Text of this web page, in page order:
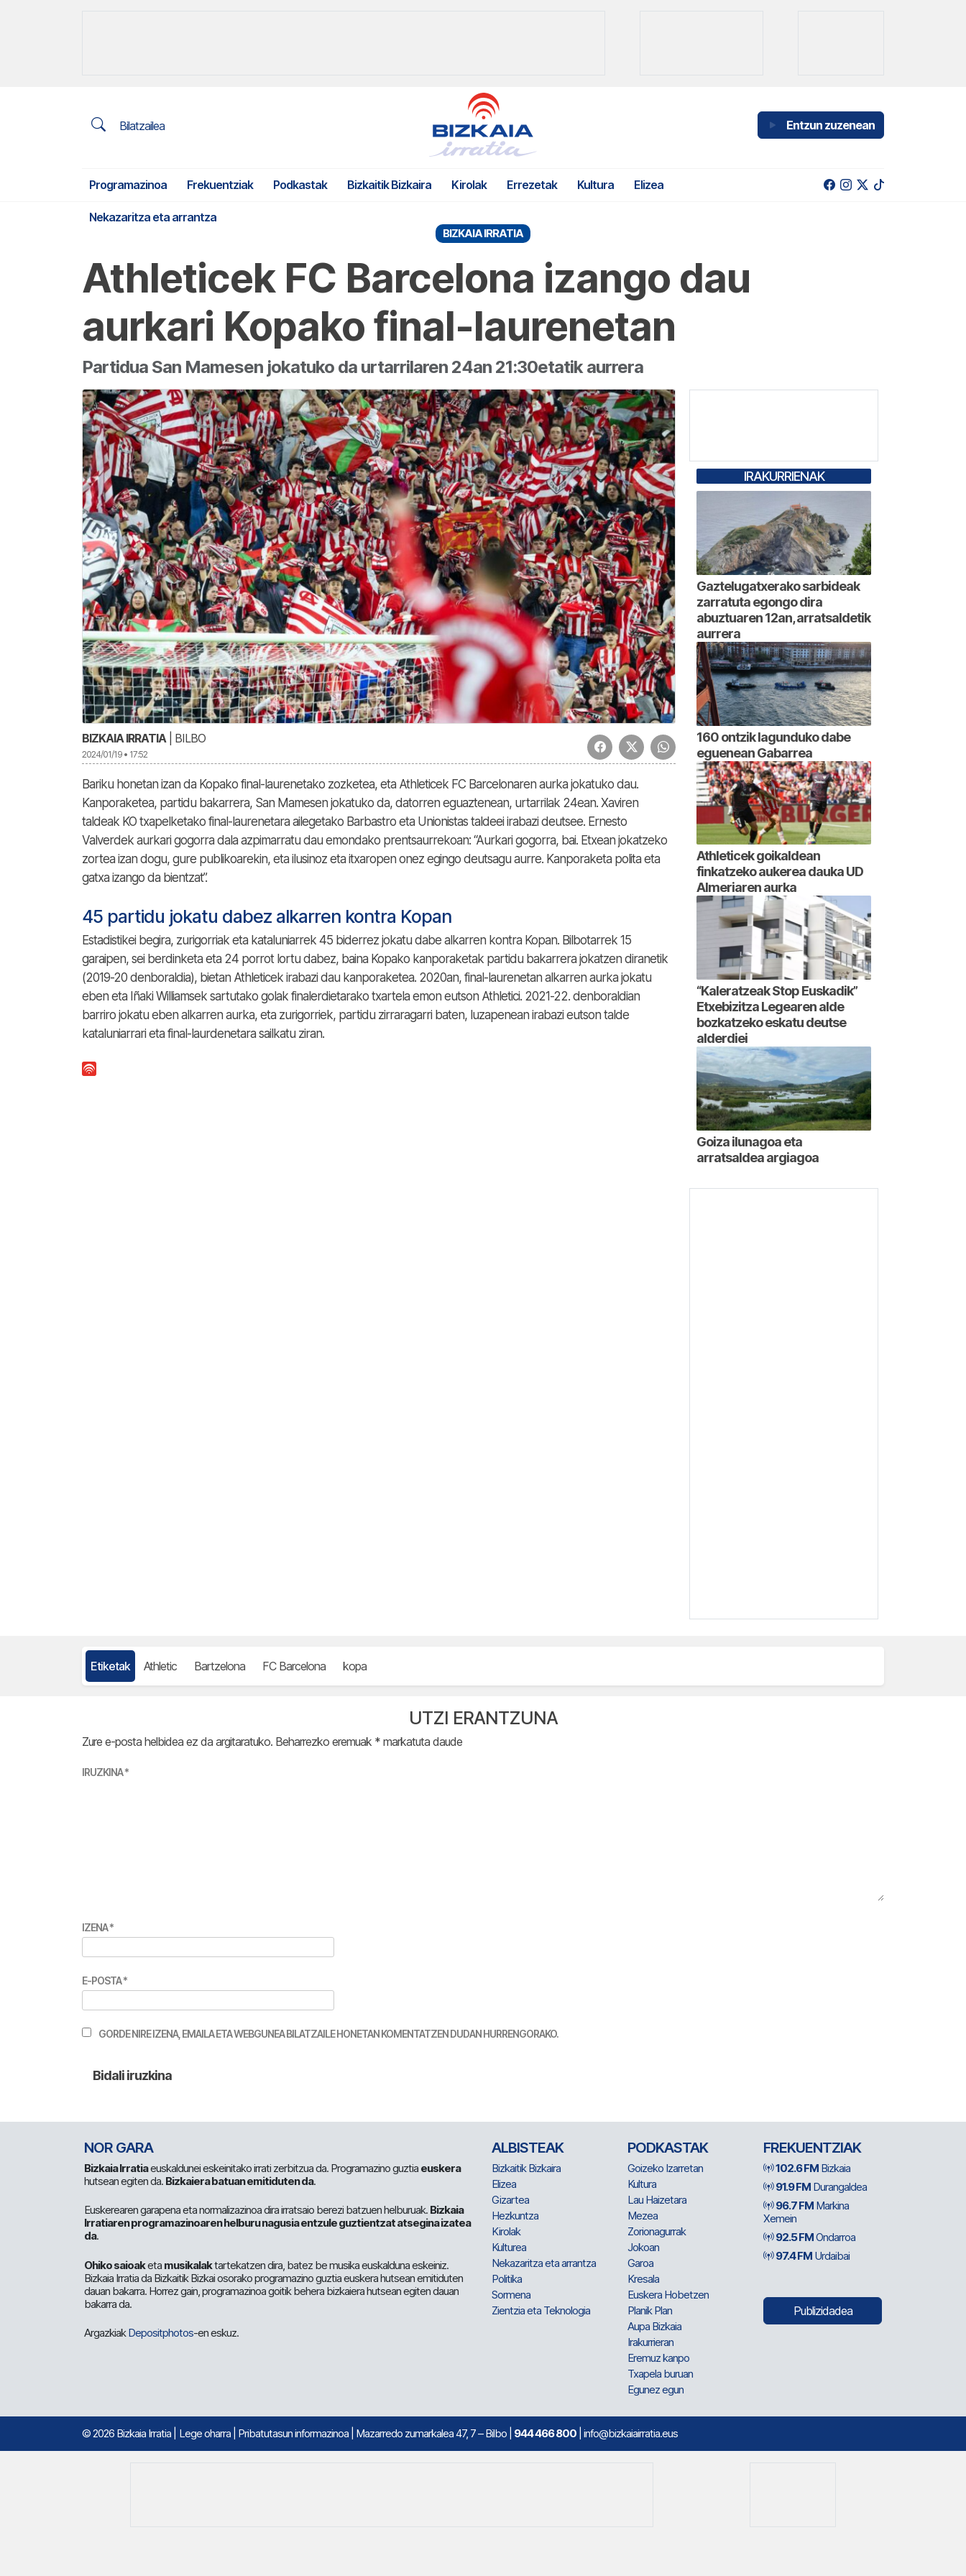
Bilatzailea Entzun zuzenean
Programazinoa Frekuentziak Podkastak Bizkaitik Bizkaira Kirolak Errezetak Kultura Elizea
Nekazaritza eta arrantza
BIZKAIA IRRATIA
Athleticek FC Barcelona izango dau
aurkari Kopako final-laurenetan
Partidua San Mamesen jokatuko da urtarrilaren 24an 21:30etatik aurrera
BIZKAIA IRRATIA| BILBO
2024/01/19 • 17:52
Bariku honetan izan da Kopako final-laurenetako zozketea, eta Athleticek FC Barcelonaren aurka jokatuko dau.
Kanporaketea, partidu bakarrera, San Mamesen jokatuko da, datorren eguaztenean, urtarrilak 24ean. Xaviren
taldeak KO txapelketako final-laurenetara ailegetako Barbastro eta Unionistas taldeei irabazi deutsee. Ernesto
Valverdek aurkari gogorra dala azpimarratu dau emondako prentsaurrekoan: “Aurkari gogorra, bai. Etxean jokatzeko
zortea izan dogu, gure publikoarekin, eta ilusinoz eta itxaropen onez egingo deutsagu aurre. Kanporaketa polita eta
gatxa izango da bientzat”.
45 partidu jokatu dabez alkarren kontra Kopan
Estadistikei begira, zurigorriak eta kataluniarrek 45 biderrez jokatu dabe alkarren kontra Kopan. Bilbotarrek 15
garaipen, sei berdinketa eta 24 porrot lortu dabez, baina Kopako kanporaketak partidu bakarrera jokatzen diranetik
(2019-20 denboraldia), bietan Athleticek irabazi dau kanporaketea. 2020an, final-laurenetan alkarren aurka jokatu
eben eta Iñaki Williamsek sartutako golak finalerdietarako txartela emon eutson Athletici. 2021-22. denboraldian
barriro jokatu eben alkarren aurka, eta zurigorriek, partidu zirraragarri baten, luzapenean irabazi eutson talde
kataluniarrari eta final-laurdenetara sailkatu ziran.
IRAKURRIENAK
Gaztelugatxerako sarbideak
zarratuta egongo dira
abuztuaren 12an, arratsaldetik
aurrera
160 ontzik lagunduko dabe
eguenean Gabarrea
Athleticek goikaldean
finkatzeko aukerea dauka UD
Almeriaren aurka
“Kaleratzeak Stop Euskadik”
Etxebizitza Legearen alde
bozkatzeko eskatu deutse
alderdiei
Goiza ilunagoa eta
arratsaldea argiagoa
Etiketak Athletic Bartzelona FC Barcelona kopa
UTZI ERANTZUNA
Zure e-posta helbidea ez da argitaratuko. Beharrezko eremuak * markatuta daude
IRUZKINA*
IZENA*
E-POSTA*
GORDE NIRE IZENA, EMAILA ETA WEBGUNEA BILATZAILE HONETAN KOMENTATZEN DUDAN HURRENGORAKO.
NOR GARA
Bizkaia Irratiaeuskaldunei eskeinitako irrati zerbitzua da. Programazino guztia euskera
hutsean egiten da. Bizkaiera batuan emitiduten da.
Euskerearen garapena eta normalizazinoa dira irratsaio berezi batzuen helburuak. Bizkaia
Irratiaren programazinoaren helburu nagusia entzule guztientzat atsegina izatea
da.
Ohiko saioaketa musikalaktartekatzen dira, batez be musika euskalduna eskeiniz.
Bizkaia Irratia da Bizkaitik Bizkai osorako programazino guztia euskera hutsean emitiduten
dauan bakarra. Horrez gain, programazinoa goitik behera bizkaiera hutsean egiten dauan
bakarra da.
ArgazkiakDepositphotos-en eskuz.
ALBISTEAK
Bizkaitik Bizkaira
Elizea
Gizartea
Hezkuntza
Kirolak
Kulturea
Nekazaritza eta arrantza
Politika
Sormena
Zientzia eta Teknologia
PODKASTAK
Goizeko Izarretan
Kultura
Lau Haizetara
Mezea
Zorionagurrak
Jokoan
Garoa
Kresala
Euskera Hobetzen
Planik Plan
Aupa Bizkaia
Irakurrieran
Eremuz kanpo
Txapela buruan
Egunez egun
FREKUENTZIAK
102.6 FM Bizkaia
91.9 FM Durangaldea
96.7 FM Markina
Xemein
92.5 FMOndarroa
97.4 FM Urdaibai
Publizidadea
© 2026 Bizkaia Irratia Lege oharra Pribatutasun informazinoa | Mazarredo zumarkalea 47, 7 – Bilbo | 944 466 800 | info@bizkaiairratia.eus